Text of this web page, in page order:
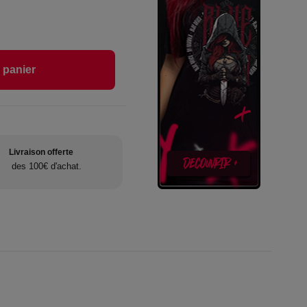
panier
Livraison offerte
des 100€ d'achat.